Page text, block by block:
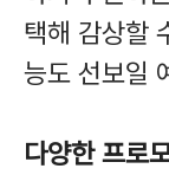
택해 감상할
능도 선보일
다양한 프로